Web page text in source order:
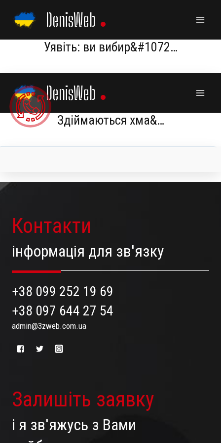
content
DenisWeb
Уявіть: ви вибир&#1072…
Контакти
інформація для зв'язку
+38 099 252 19 69
+38 097 644 27 54
admin@3zweb.com.ua
Залишіть заявку
і я зв'яжусь з Вами